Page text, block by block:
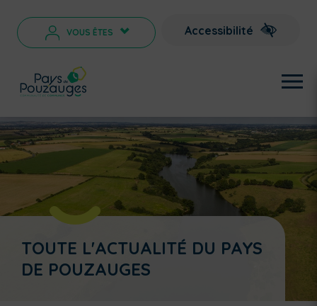
VOUS ÊTES > Accessibilité
TOUTE L'ACTUALITÉ DU PAYS
DE POUZAUGES